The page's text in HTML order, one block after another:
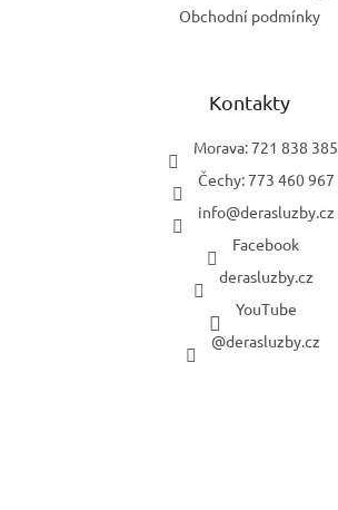
Obchodní podmínky
Kontakty
Morava: 721 838 385
Čechy: 773 460 967
info@derasluzby.cz
Facebook
derasluzby.cz
YouTube
@derasluzby.cz